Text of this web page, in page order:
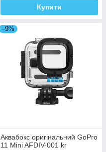
Купити
–9%
Аквабокс оригінальний GoPro
11 Mini AFDIV-001 kr